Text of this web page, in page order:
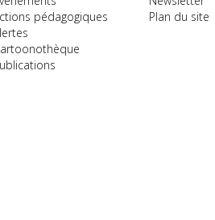
pédagogiques
Plan du site